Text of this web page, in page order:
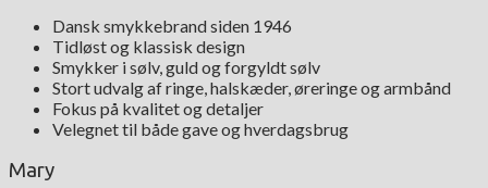
Dansk smykkebrand siden 1946
Tidløst og klassisk design
Smykker i sølv, guld og forgyldt sølv
Stort udvalg af ringe, halskæder, øreringe og armbånd
Fokus på kvalitet og detaljer
Velegnet til både gave og hverdagsbrug
Mary